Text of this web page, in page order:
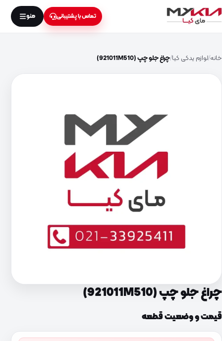
تماس با پشتیبانی منو
خانه لوازم یدکی کیا چراغ جلو چپ (921011M510)
چراغ جلو چپ (921011M510)
قیمت و وضعیت قطعه